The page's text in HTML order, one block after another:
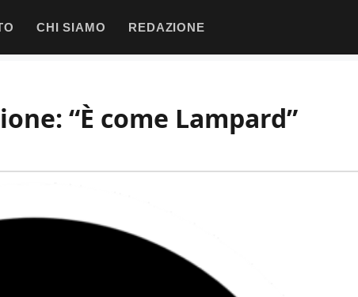
CHI SIAMO REDAZIONE
“È come Lampard”